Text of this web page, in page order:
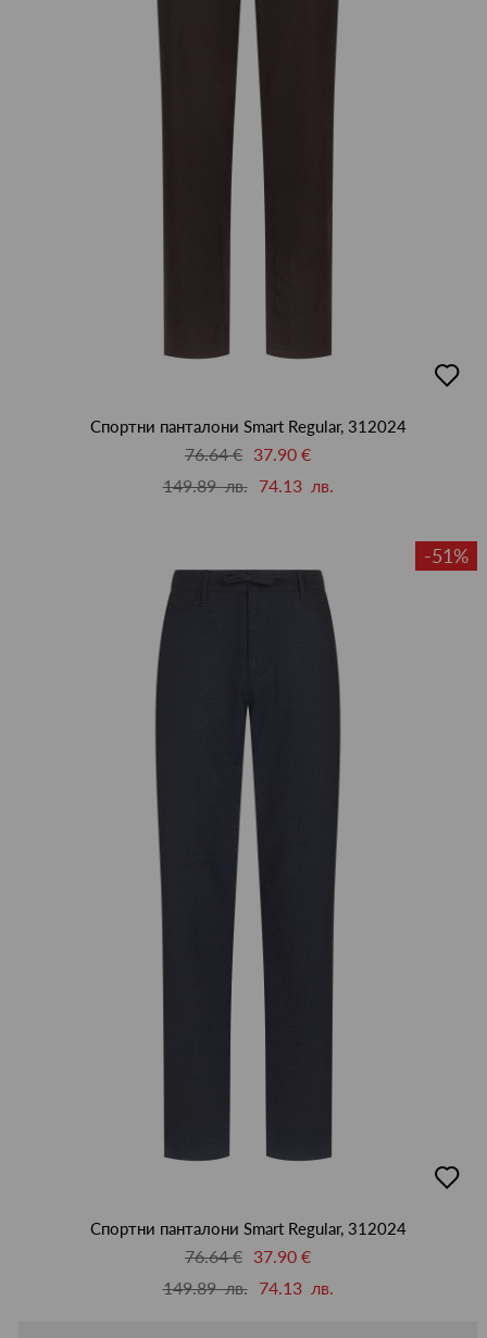
в
Спортни панталони Smart Regular, 312024
76.64 € 37.90 €
149.89 лв.
74.13 лв.
-51%
в
Спортни панталони Smart Regular, 312024
76.64 € 37.90 €
149.89 лв.
74.13 лв.